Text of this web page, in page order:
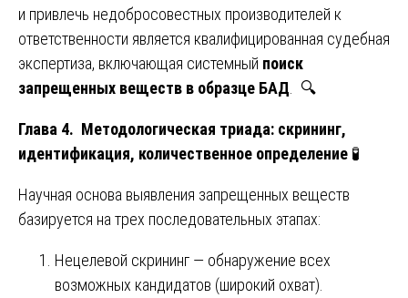
и привлечь недобросовестных производителей к
ответственности является квалифицированная судебная
экспертиза, включающая системный поиск
запрещенных веществ в образце БАД . 🔍
Глава 4. Методологическая триада: скрининг,
идентификация, количественное определение 🧪
Научная основа выявления запрещенных веществ
базируется на трех последовательных этапах:
Нецелевой скрининг — обнаружение всех
возможных кандидатов (широкий охват).